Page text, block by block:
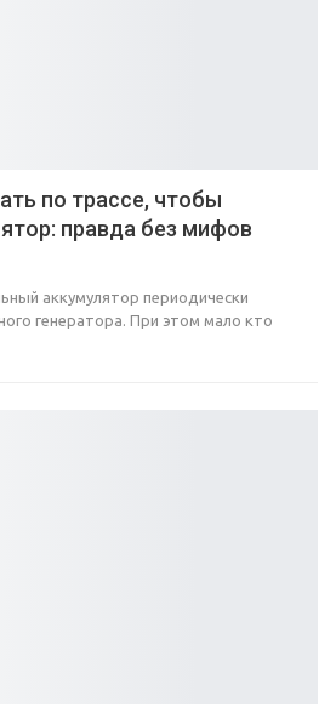
по трассе, чтобы
правда без мифов
аккумулятор периодически
генератора. При этом мало кто